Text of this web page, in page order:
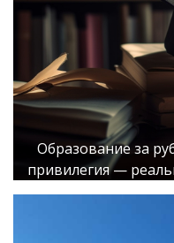
Образование за
привилегия —